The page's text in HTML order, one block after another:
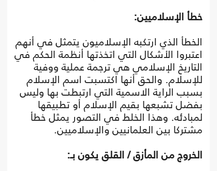
خطأ الإسلاميين:
الخطأ الذي ارتكبه الإسلاميون يتمثل في أنهم
اعتبروا الأشكال التي اتخذتها أنظمة الحكم في
التاريخ الإسلامي هي ترجمة عملية ووفية
للإسلام. والحق أنها اكتسبت اسم الإسلام
بسبب الراية الاسمية التي ارتبطت بها وليس
بفضل تشبعها بقيم الإسلام أو تطبيقها
لمبادئه. وهذا الخلط في التصور يمثل خطأ
مشتركا بين العلمانيين والإسلاميين.
الخروج من المأزق / القلق يكون بـ: